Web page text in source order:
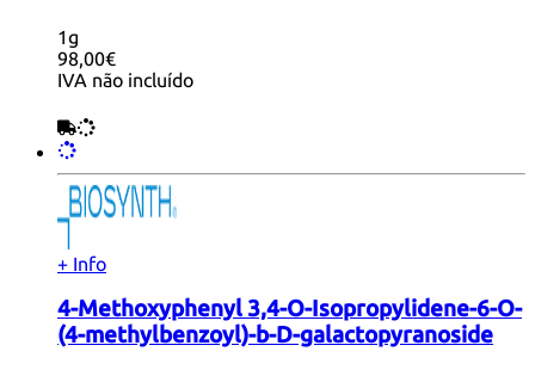
1g
98,00€
IVA não incluído
+ Info
4-Methoxyphenyl 3,4-O-Isopropylidene-6-O-
(4-methylbenzoyl)-b-D-galactopyranoside